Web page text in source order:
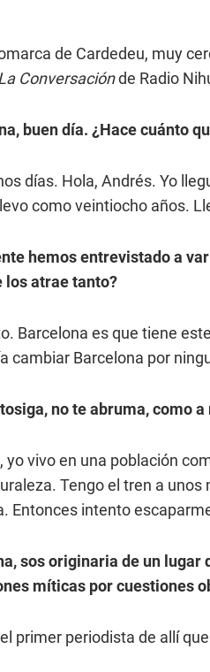
de Cardedeu, muy
Conversaciónde Radio
buen día. ¿Hace cuánto
días. Hola, Andrés. Yo
como veintiocho años.
hemos entrevistado a
los atrae tanto?
Barcelona es que tiene
cambiar Barcelona por
no te abruma, como
yo vivo en una población
Tengo el tren a
Entonces intento
sos originaria de un
míticas por cuestiones
primer periodista de allí